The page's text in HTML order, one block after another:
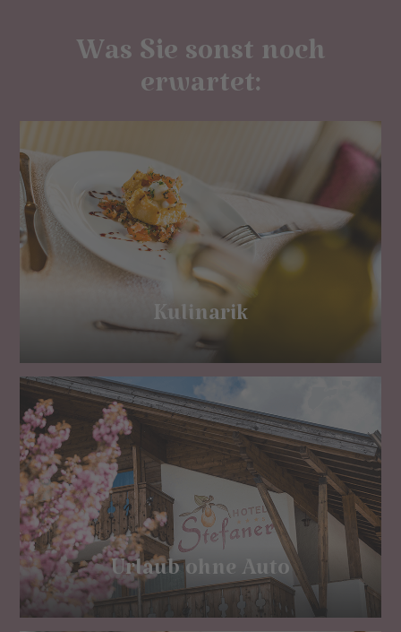
Was Sie sonst noch
erwartet:
Kulinarik
Urlaub ohne Auto